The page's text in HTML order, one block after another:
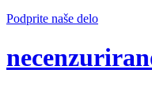
Podprite naše delo
ne